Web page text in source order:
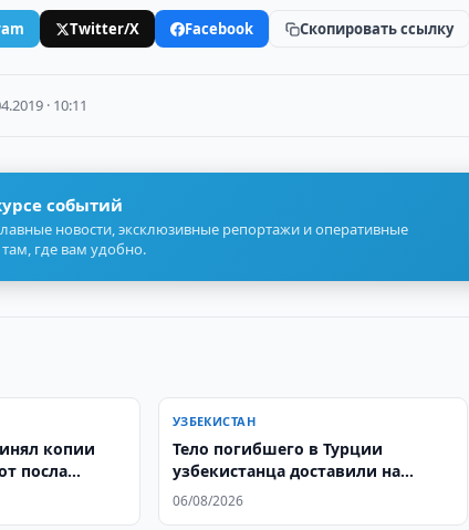
Twitter/X Facebook Скопировать ссылку
· 10:11
событий
новости, эксклюзивные репортажи и оперативные
где вам удобно.
копии
посла
УЗБЕКИСТАН
Тело погибшего в Турции
узбекистанца доставили на
родину
06/08/2026